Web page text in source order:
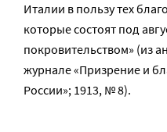
Италии в пользу тех
которые состоят под
покровительством» (из
журнале «Призрение и
России»; 1913, № 8).